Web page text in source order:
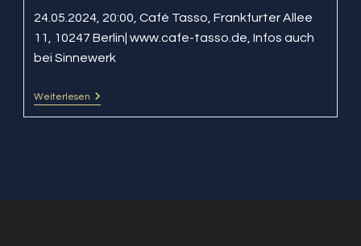
24.05.2024, 20:00, Café Tasso, Frankfurter Allee
11, 10247 Berlin| www.cafe-tasso.de, Infos auch
bei Sinnewerk
Weiterlesen BalkaNova